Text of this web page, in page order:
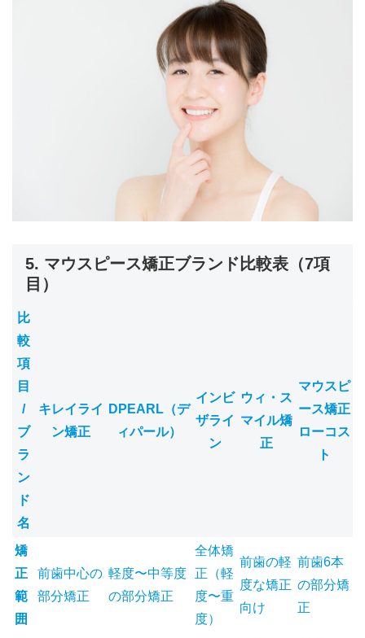
5. マウスピース矯正ブランド比較表（7項
目）
比
較
項
目
/
ブ
ラ
ン
ド
名
キレイライ
ン矯正
DPEARL（デ
ィパール）
インビ
ザライ
ン
ウィ・ス
マイル矯
正
マウスピ
ース矯正
ローコス
ト
矯
正
範
囲
前歯中心の
部分矯正
軽度〜中等度
の部分矯正
全体矯
正（軽
度〜重
度）
前歯の軽
度な矯正
向け
前歯6本
の部分矯
正